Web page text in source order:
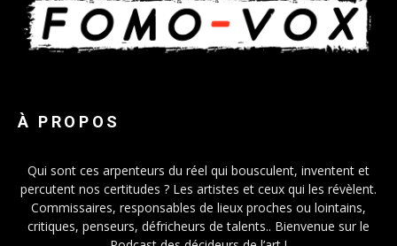
À PROPOS
Qui sont ces arpenteurs du réel qui bousculent, inventent et
percutent nos certitudes ? Les artistes et ceux qui les révèlent.
Commissaires, responsables de lieux proches ou lointains,
critiques, penseurs, défricheurs de talents.. Bienvenue sur le